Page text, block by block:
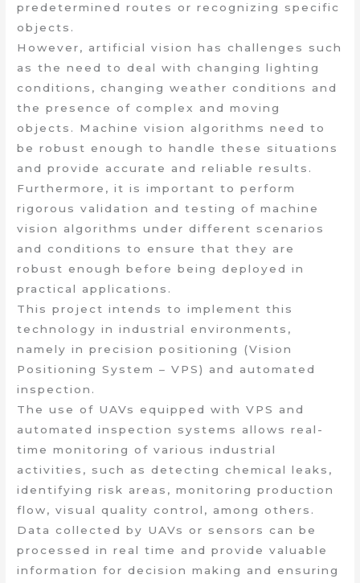
predetermined routes or recognizing specific
objects.
However, artificial vision has challenges such
as the need to deal with changing lighting
conditions, changing weather conditions and
the presence of complex and moving
objects. Machine vision algorithms need to
be robust enough to handle these situations
and provide accurate and reliable results.
Furthermore, it is important to perform
rigorous validation and testing of machine
vision algorithms under different scenarios
and conditions to ensure that they are
robust enough before being deployed in
practical applications.
This project intends to implement this
technology in industrial environments,
namely in precision positioning (Vision
Positioning System – VPS) and automated
inspection.
The use of UAVs equipped with VPS and
automated inspection systems allows real-
time monitoring of various industrial
activities, such as detecting chemical leaks,
identifying risk areas, monitoring production
flow, visual quality control, among others.
Data collected by UAVs or sensors can be
processed in real time and provide valuable
information for decision making and ensuring